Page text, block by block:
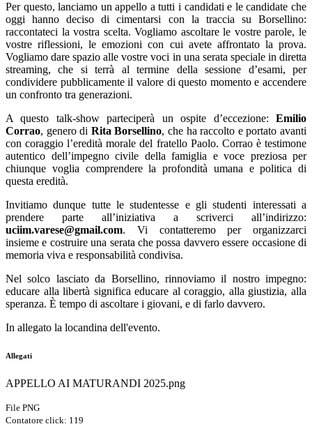
Per questo, lanciamo un appello a tutti i candidati e le candidate che
oggi hanno deciso di cimentarsi con la traccia su Borsellino:
raccontateci la vostra scelta. Vogliamo ascoltare le vostre parole, le
vostre riflessioni, le emozioni con cui avete affrontato la prova.
Vogliamo dare spazio alle vostre voci in una serata speciale in diretta
streaming, che si terrà al termine della sessione d’esami, per
condividere pubblicamente il valore di questo momento e accendere
un confronto tra generazioni.
A questo talk-show parteciperà un ospite d’eccezione: Emilio
Corrao, genero di Rita Borsellino, che ha raccolto e portato avanti
con coraggio l’eredità morale del fratello Paolo. Corrao è testimone
autentico dell’impegno civile della famiglia e voce preziosa per
chiunque voglia comprendere la profondità umana e politica di
questa eredità.
Invitiamo dunque tutte le studentesse e gli studenti interessati a
prendere parte all’iniziativa a scriverci all’indirizzo:
uciim.varese@gmail.com. Vi contatteremo per organizzarci
insieme e costruire una serata che possa davvero essere occasione di
memoria viva e responsabilità condivisa.
Nel solco lasciato da Borsellino, rinnoviamo il nostro impegno:
educare alla libertà significa educare al coraggio, alla giustizia, alla
speranza. È tempo di ascoltare i giovani, e di farlo davvero.
In allegato la locandina dell'evento.
Allegati
APPELLO AI MATURANDI 2025.png
File PNG
Contatore click: 119